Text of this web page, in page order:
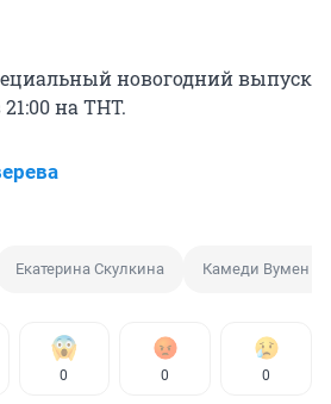
новогодний выпуск
на ТНТ.
Екатерина Скулкина Камеди Вумен
0 0 0